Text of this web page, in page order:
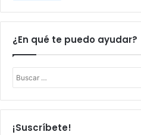
¿En qué te puedo ayudar?
¡Suscríbete!